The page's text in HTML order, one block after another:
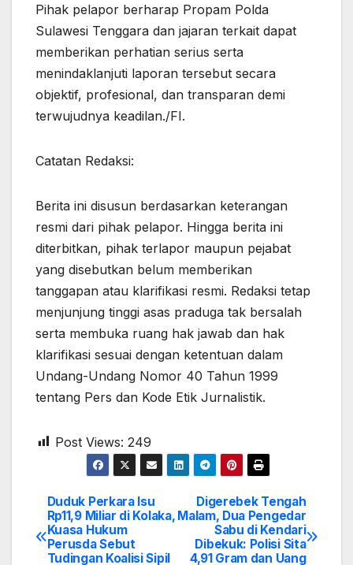
Pihak pelapor berharap Propam Polda
Sulawesi Tenggara dan jajaran terkait dapat
memberikan perhatian serius serta
menindaklanjuti laporan tersebut secara
objektif, profesional, dan transparan demi
terwujudnya keadilan./FI.
Catatan Redaksi:
Berita ini disusun berdasarkan keterangan
resmi dari pihak pelapor. Hingga berita ini
diterbitkan, pihak terlapor maupun pejabat
yang disebutkan belum memberikan
tanggapan atau klarifikasi resmi. Redaksi tetap
menjunjung tinggi asas praduga tak bersalah
serta membuka ruang hak jawab dan hak
klarifikasi sesuai dengan ketentuan dalam
Undang-Undang Nomor 40 Tahun 1999
tentang Pers dan Kode Etik Jurnalistik.
Post Views: 249
Post
navigation
Digerebek Tengah
Malam, Dua Pengedar
Sabu di Kendari
Dibekuk: Polisi Sita
4,91 Gram dan Uang
Duduk Perkara Isu
Rp11,9 Miliar di Kolaka,
Kuasa Hukum
Perusda Sebut
Tudingan Koalisi Sipil